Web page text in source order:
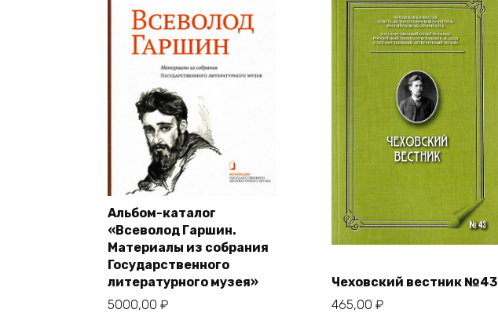
В корзину
Альбом-каталог
«Всеволод Гаршин.
Материалы из собрания
Государственного
литературного музея»
5000,00 ₽
Чеховский вестник №43
465,00 ₽